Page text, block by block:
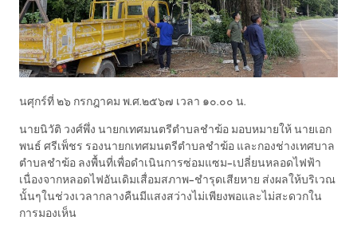
นศุกร์ที่ ๒๖ กรกฎาคม พ.ศ.๒๕๖๗ เวลา ๑๐.๐๐ น.
นายนิวัติ วงศ์พึ่ง นายกเทศมนตรีตำบลชำฆ้อ มอบหมายให้ นายเอก
พนธ์ ศรีเพ็ชร รองนายกเทศมนตรีตำบลชำฆ้อ และกองช่างเทศบาล
ตำบลชำฆ้อ ลงพื้นที่เพื่อดำเนินการซ่อมแซม-เปลี่ยนหลอดไฟฟ้า
เนื่องจากหลอดไฟอันเดิมเสื่อมสภาพ-ชำรุดเสียหาย ส่งผลให้บริเวณ
นั้นๆในช่วงเวลากลางคืนมีแสงสว่างไม่เพียงพอและไม่สะดวกใน
การมองเห็น